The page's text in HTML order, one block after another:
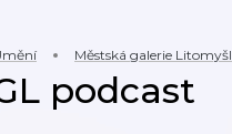
Městská galerie Litomyšl
podcast